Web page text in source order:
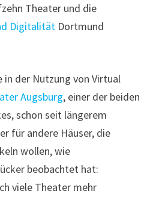
Theater und die
Digitalität Dortmund
in der Nutzung von Virtual
Augsburg, einer der beiden
schon seit längerem
für andere Häuser, die
wollen, wie
beobachtet hat:
viele Theater mehr